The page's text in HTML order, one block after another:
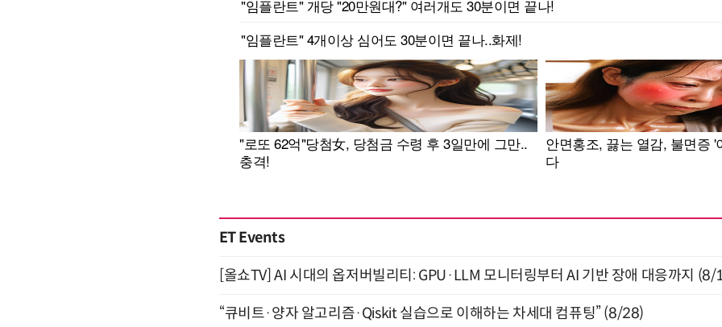
ET Events
[올쇼TV] AI 시대의 옵저버빌리티: GPU·LLM 모니터링부터 AI 기반 장애 대응까지
“큐비트·양자 알고리즘·Qiskit 실습으로 이해하는 차세대 컴퓨팅” (8/28)